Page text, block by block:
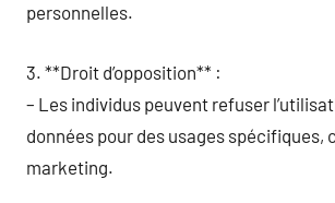
personnelles.
3. **Droit d’opposition** :
– Les individus peuvent refuser
données pour des usages spécifiques,
marketing.